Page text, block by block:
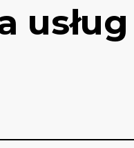
usług